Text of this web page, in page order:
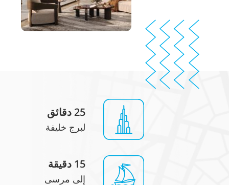
25 دقائق
لبرج خليفة
15 دقيقة
إلى مرسى